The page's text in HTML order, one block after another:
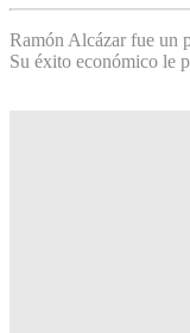
Ramón Alcázar fue un
Su éxito económico le